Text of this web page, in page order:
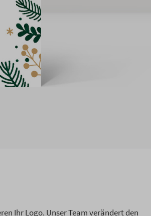
Ihr Logo. Unser Team verändert den